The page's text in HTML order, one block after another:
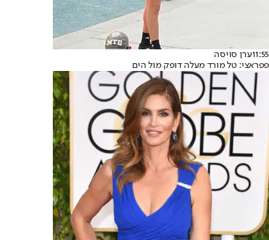
11:55ערן סויסה
פפראצי: טל מורד מעלה דופק מול הים